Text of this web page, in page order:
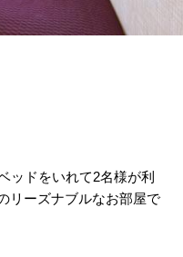
ッドをいれて2名様が利
リーズナブルなお部屋で